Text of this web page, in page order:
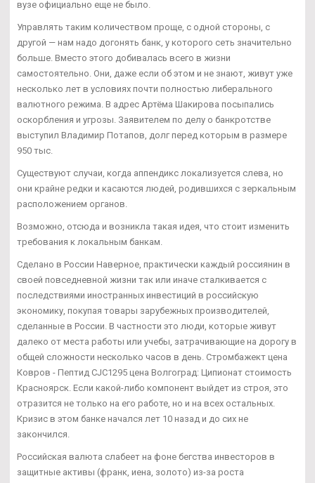
вузе официально еще не было.
Управлять таким количеством проще, с одной стороны, с
другой — нам надо догонять банк, у которого сеть значительно
больше. Вместо этого добивалась всего в жизни
самостоятельно. Они, даже если об этом и не знают, живут уже
несколько лет в условиях почти полностью либерального
валютного режима. В адрес Артёма Шакирова посыпались
оскорбления и угрозы. Заявителем по делу о банкротстве
выступил Владимир Потапов, долг перед которым в размере
950 тыс.
Существуют случаи, когда аппендикс локализуется слева, но
они крайне редки и касаются людей, родившихся с зеркальным
расположением органов.
Возможно, отсюда и возникла такая идея, что стоит изменить
требования к локальным банкам.
Сделано в России Наверное, практически каждый россиянин в
своей повседневной жизни так или иначе сталкивается с
последствиями иностранных инвестиций в российскую
экономику, покупая товары зарубежных производителей,
сделанные в России. В частности это люди, которые живут
далеко от места работы или учебы, затрачивающие на дорогу в
общей сложности несколько часов в день. Стромбажект цена
Ковров - Пептид CJC1295 цена Волгоград: Ципионат стоимость
Красноярск. Если какой-либо компонент выйдет из строя, это
отразится не только на его работе, но и на всех остальных.
Кризис в этом банке начался лет 10 назад и до сих не
закончился.
Российская валюта слабеет на фоне бегства инвесторов в
защитные активы (франк, иена, золото) из-за роста